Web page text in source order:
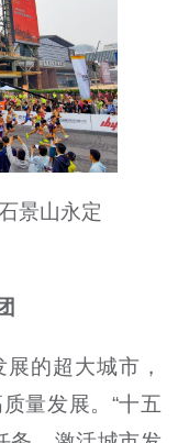
景山永定
的超大城市，
量发展。“十五